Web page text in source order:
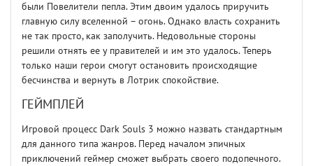
были Повелители пепла. Этим двоим удалось приручить
главную силу вселенной – огонь. Однако власть сохранить
не так просто, как заполучить. Недовольные стороны
решили отнять ее у правителей и им это удалось. Теперь
только наши герои смогут остановить происходящие
бесчинства и вернуть в Лотрик спокойствие.
ГЕЙМПЛЕЙ
Игровой процесс Dark Souls 3 можно назвать стандартным
для данного типа жанров. Перед началом эпичных
приключений геймер сможет выбрать своего подопечного.